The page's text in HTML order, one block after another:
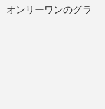
オンリーワンのグラ